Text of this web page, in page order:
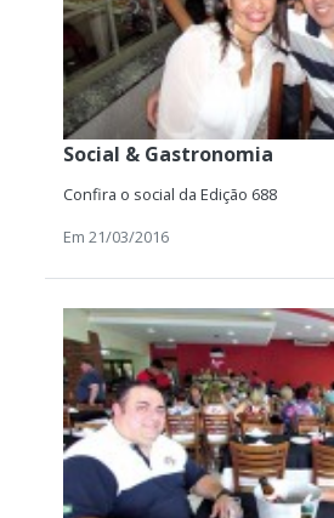
Social & Gastronomia
Confira o social da Edição 688
Em 21/03/2016